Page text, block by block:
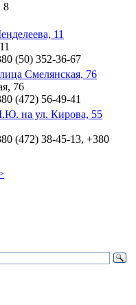
8
11
(50) 352-36-67
Смелянская, 76
76
(472) 56-49-41
на ул. Кирова, 55
(472) 38-45-13, +380